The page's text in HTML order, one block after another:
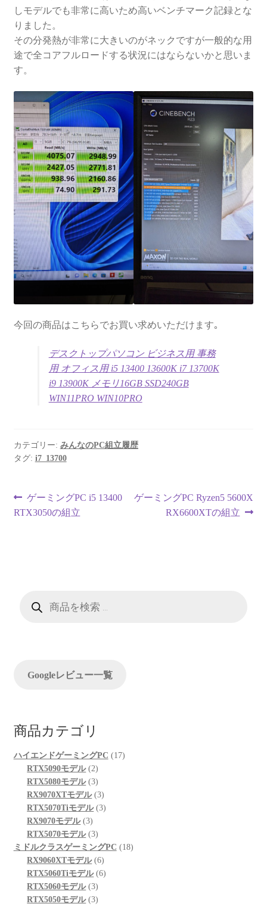
しモデルでも非常に高いため高いベンチマーク記録とな
りました。
その分発熱が非常に大きいのがネックですが一般的な用
途で全コアフルロードする状況にはならないかと思いま
す。
今回の商品はこちらでお買い求めいただけます｡
デスクトップパソコン ビジネス用 事務
用 オフィス用 i5 13400 13600K i7 13700K
i9 13900K メモリ16GB SSD240GB
WIN11PRO WIN10PRO
カテゴリー: みんなのPC組立履歴
タグ: i7_13700
投
ー
ン
前
の
ゲーミングPC i5 13400
RTX3050の組立
次
ゲーミングPC Ryzen5 5600X
RX6600XTの組立
Googleレビュー一覧
商品カテゴリ
ハイエンドゲーミングPC 1717
RTX5090モデル 22
個
の
商
RTX5080モデル 33
個
の
品
RX9070XTモデル 33
個
品
RTX5070Tiモデル 33
商
品
RX9070モデル 33
個
の
商
品
RTX5070モデル 33
個
の
商
品
ミドルクラスゲーミングPC 1818
RX9060XTモデル 66
個
RTX5060Tiモデル 66
RTX5060モデル 33
個
RTX5050モデル 33